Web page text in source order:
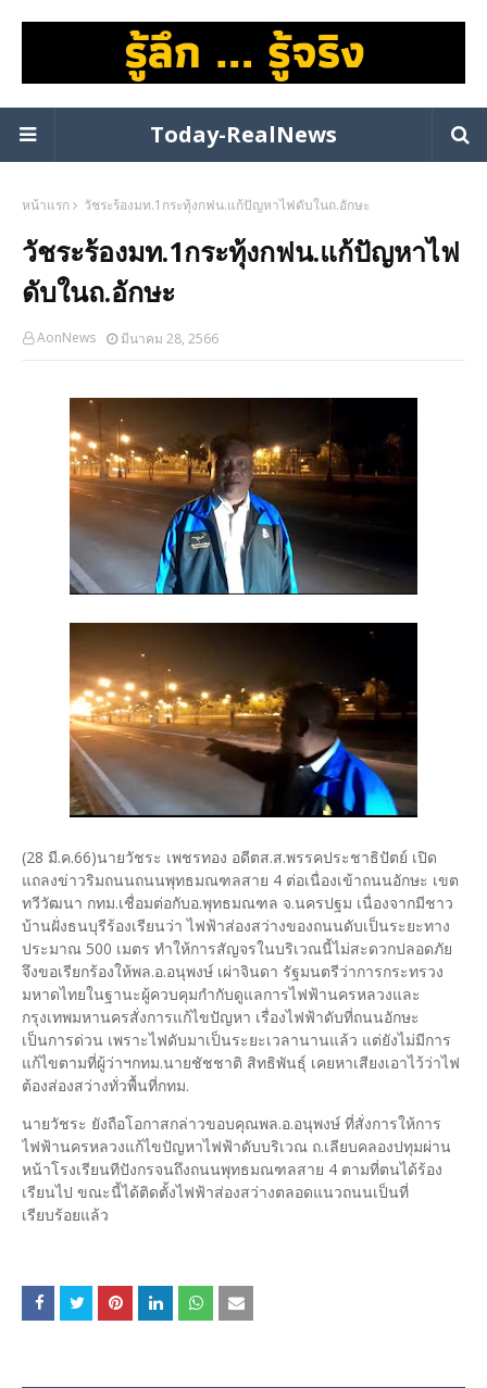
Today-RealNews
หน้าแรก วัชระร้องมท.1กระทุ้งกฟน.แก้ปัญหาไฟดับในถ.อักษะ
วัชระร้องมท.1กระทุ้งกฟน.แก้ปัญหาไฟ
ดับในถ.อักษะ
AonNews มีนาคม 28, 2566
(28 มี.ค.66)นายวัชระ เพชรทอง อดีตส.ส.พรรคประชาธิปัตย์ เปิด
แถลงข่าวริมถนนถนนพุทธมณฑลสาย 4 ต่อเนื่องเข้าถนนอักษะ เขต
ทวีวัฒนา กทม.เชื่อมต่อกับอ.พุทธมณฑล จ.นครปฐม เนื่องจากมีชาว
บ้านฝั่งธนบุรีร้องเรียนว่า ไฟฟ้าส่องสว่างของถนนดับเป็นระยะทาง
ประมาณ 500 เมตร ทำให้การสัญจรในบริเวณนี้ไม่สะดวกปลอดภัย
จึงขอเรียกร้องให้พล.อ.อนุพงษ์ เผ่าจินดา รัฐมนตรีว่าการกระทรวง
มหาดไทยในฐานะผู้ควบคุมกำกับดูแลการไฟฟ้านครหลวงและ
กรุงเทพมหานครสั่งการแก้ไขปัญหา เรื่องไฟฟ้าดับที่ถนนอักษะ
เป็นการด่วน เพราะไฟดับมาเป็นระยะเวลานานแล้ว แต่ยังไม่มีการ
แก้ไขตามที่ผู้ว่าฯกทม.นายชัชชาติ สิทธิพันธุ์ เคยหาเสียงเอาไว้ว่าไฟ
ต้องส่องสว่างทั่วพื้นที่กทม.
นายวัชระ ยังถือโอกาสกล่าวขอบคุณพล.อ.อนุพงษ์ ที่สั่งการให้การ
ไฟฟ้านครหลวงแก้ไขปัญหาไฟฟ้าดับบริเวณ ถ.เลียบคลองปทุมผ่าน
หน้าโรงเรียนทีปังกรจนถึงถนนพุทธมณฑลสาย 4 ตามที่ตนได้ร้อง
เรียนไป ขณะนี้ได้ติดตั้งไฟฟ้าส่องสว่างตลอดแนวถนนเป็นที่
เรียบร้อยแล้ว